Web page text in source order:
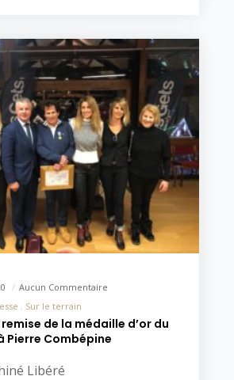
Aucun Commentaire
Sur le terrain
de la médaille d’or du
Pierre Combépine
Libéré